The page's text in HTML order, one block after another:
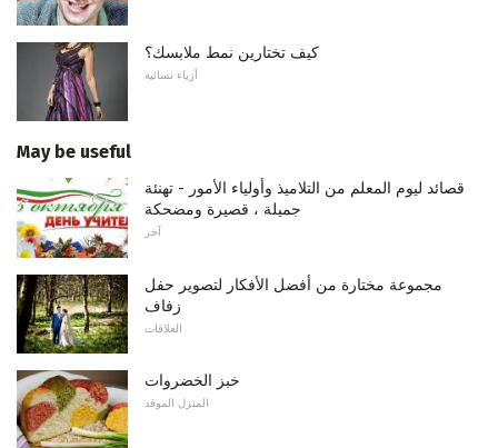
كيف تختارين نمط ملابسك؟
أزياء نسائية
May be useful
قصائد ليوم المعلم من التلاميذ وأولياء الأمور - تهنئة
جميلة ، قصيرة ومضحكة
آخر
مجموعة مختارة من أفضل الأفكار لتصوير حفل
زفاف
العلاقات
خبز الخضروات
المنزل الموقد